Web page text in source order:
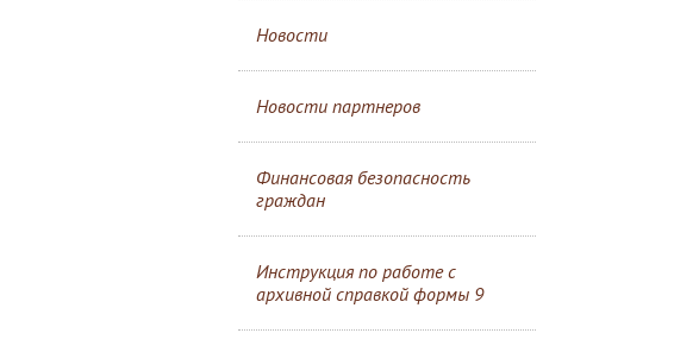
Новости
Новости партнеров
Финансовая безопасность
граждан
Инструкция по работе с
архивной справкой формы 9